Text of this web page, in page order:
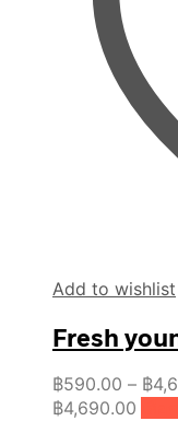
Add to wishlist
Fresh
฿590.00 – ฿
฿4,690.00